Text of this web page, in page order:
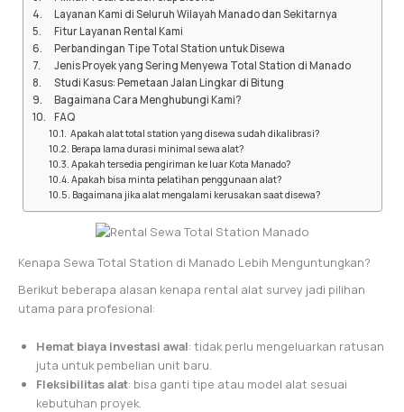
Layanan Kami di Seluruh Wilayah Manado dan Sekitarnya
Fitur Layanan Rental Kami
Perbandingan Tipe Total Station untuk Disewa
Jenis Proyek yang Sering Menyewa Total Station di Manado
Studi Kasus: Pemetaan Jalan Lingkar di Bitung
Bagaimana Cara Menghubungi Kami?
FAQ
Apakah alat total station yang disewa sudah dikalibrasi?
Berapa lama durasi minimal sewa alat?
Apakah tersedia pengiriman ke luar Kota Manado?
Apakah bisa minta pelatihan penggunaan alat?
Bagaimana jika alat mengalami kerusakan saat disewa?
Kenapa Sewa Total Station di Manado Lebih Menguntungkan?
Berikut beberapa alasan kenapa rental alat survey jadi pilihan
utama para profesional:
Hemat biaya investasi awal: tidak perlu mengeluarkan ratusan
juta untuk pembelian unit baru.
Fleksibilitas alat: bisa ganti tipe atau model alat sesuai
kebutuhan proyek.